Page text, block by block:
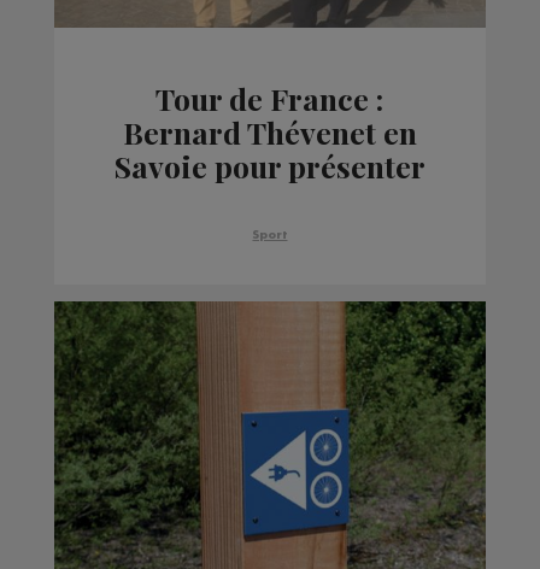
Tour de France :
Bernard Thévenet en
Savoie pour présenter
Sport